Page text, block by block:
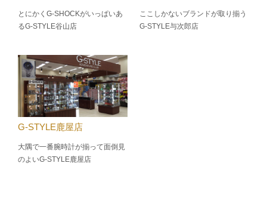
とにかくG-SHOCKがいっぱいあ
るG-STYLE谷山店
ここしかないブランドが取り揃う
G-STYLE与次郎店
G-STYLE鹿屋店
大隅で一番腕時計が揃って面倒見
のよいG-STYLE鹿屋店